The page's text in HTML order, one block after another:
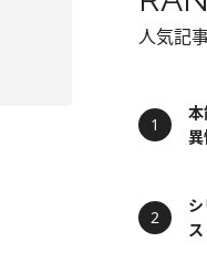
人気記